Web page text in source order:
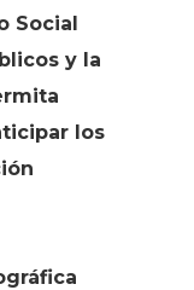
Social
y la
los